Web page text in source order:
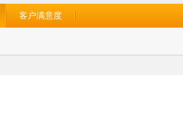
客户满意度